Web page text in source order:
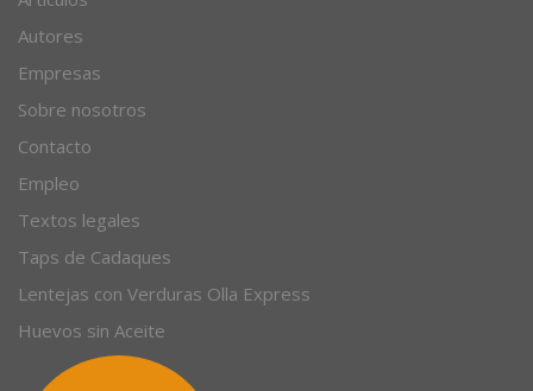
Autores
Empresas
Sobre nosotros
Contacto
Empleo
Textos legales
Taps de Cadaques
Lentejas con Verduras Olla Express
Huevos sin Aceite